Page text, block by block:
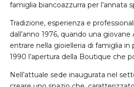
famiglia biancoazzurra per l’annata
Tradizione, esperienza e
dall’anno 1976, quando una
entrare nella gioielleria di famiglia in
1990 l’apertura della Boutique che
Nell’attuale sede inaugurata nel